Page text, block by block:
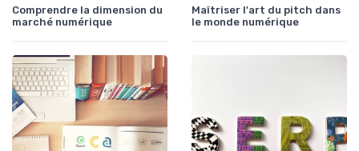
Comprendre la dimension du
marché numérique
Maîtriser l'art du pitch dans
le monde numérique